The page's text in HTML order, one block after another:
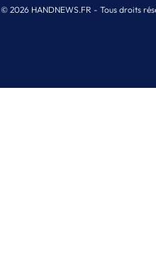
© 2026 HANDNEWS.FR - Tous droits